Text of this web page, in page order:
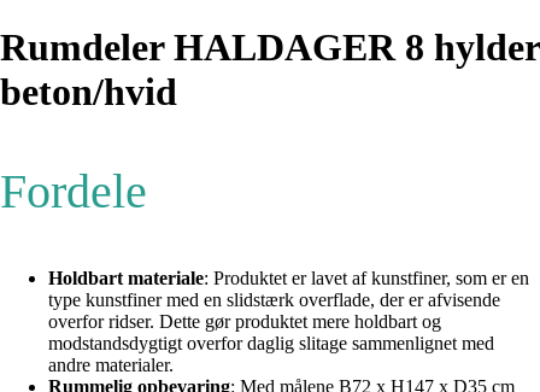
Rumdeler HALDAGER 8 hylder
beton/hvid
Fordele
Holdbart materiale: Produktet er lavet af kunstfiner, som er en
type kunstfiner med en slidstærk overflade, der er afvisende
overfor ridser. Dette gør produktet mere holdbart og
modstandsdygtigt overfor daglig slitage sammenlignet med
andre materialer.
Rummelig opbevaring: Med målene B72 x H147 x D35 cm